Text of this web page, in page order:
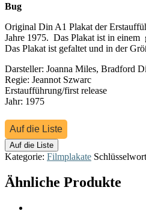
Bug
Original Din A1 Plakat der
Jahre 1975. Das Plakat ist in einem
Das Plakat ist gefaltet und in der
Darsteller: Joanna Miles, Bradford
Regie: Jeannot Szwarc
Erstaufführung/first release
Jahr: 1975
Auf die Liste
Auf die Liste
Kategorie: Filmplakate
Ähnliche Produkte